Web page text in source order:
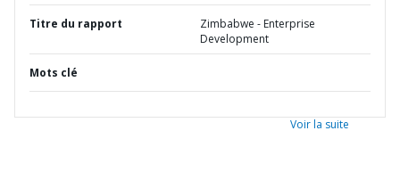
Titre du rapport
Zimbabwe - Enterprise
Development
Mots clé
Voir la suite